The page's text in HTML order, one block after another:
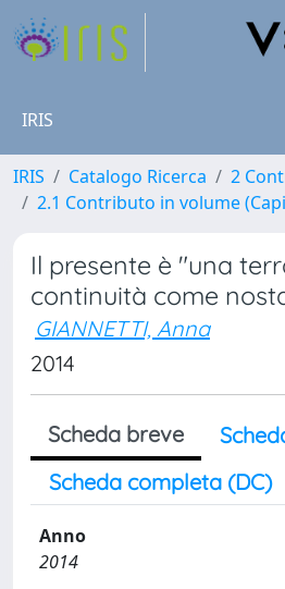
IRIS
IRIS Catalogo Ricerca
2
2.1 Contributo in volume
Il presente è "una
continuità come
GIANNETTI, Anna
2014
Scheda breve
Scheda completa (DC)
Anno
2014